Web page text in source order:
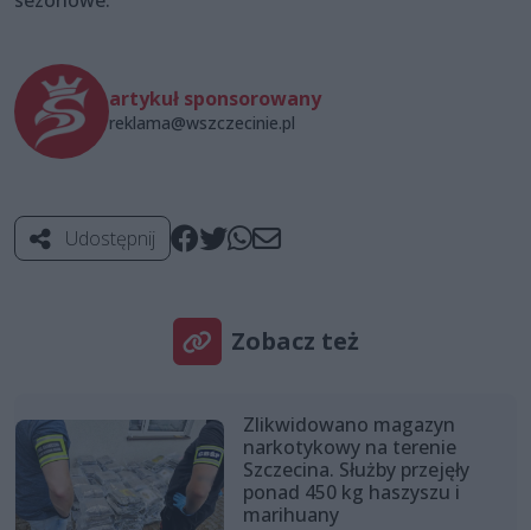
artykuł sponsorowany
reklama@wszczecinie.pl
Udostępnij
Zobacz też
Zlikwidowano magazyn
narkotykowy na terenie
Szczecina. Służby przejęły
ponad 450 kg haszyszu i
marihuany